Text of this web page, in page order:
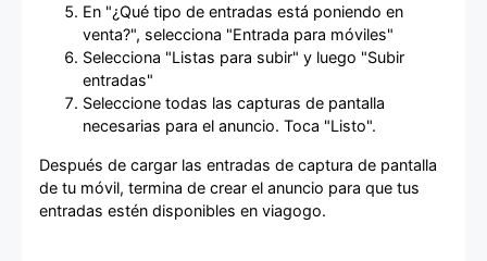
En "¿Qué tipo de entradas está poniendo en
venta?", selecciona "Entrada para móviles"
Selecciona "Listas para subir" y luego "Subir
entradas"
Seleccione todas las capturas de pantalla
necesarias para el anuncio. Toca "Listo".
Después de cargar las entradas de captura de pantalla
de tu móvil, termina de crear el anuncio para que tus
entradas estén disponibles en viagogo.